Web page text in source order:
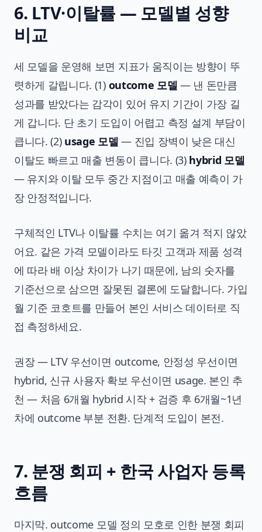
6. LTV·이탈률 — 모델별 성향
비교
세 모델을 운영해 보면 지표가 움직이는 방향이 뚜
렷하게 갈립니다. (1) outcome 모델 — 낸 돈만큼
성과를 받았다는 감각이 있어 유지 기간이 가장 길
게 갑니다. 단 초기 도입이 어렵고 측정 설계 부담이
큽니다. (2) usage 모델 — 진입 장벽이 낮은 대신
이탈도 빠르고 매출 변동이 큽니다. (3) hybrid 모델
— 유지와 이탈 모두 중간 지점이고 매출 예측이 가
장 안정적입니다.
구체적인 LTV나 이탈률 수치는 여기 옮겨 적지 않았
어요. 같은 가격 모델이라도 타깃 고객과 제품 성격
에 따라 배 이상 차이가 나기 때문에, 남의 숫자를
기준선으로 삼으면 잘못된 결론에 도달합니다. 가입
월 기준 코호트를 만들어 본인 서비스 데이터로 직
접 측정하세요.
권장 — LTV 우선이면 outcome, 안정성 우선이면
hybrid, 신규 사용자 확보 우선이면 usage. 본인 추
천 — 처음 6개월 hybrid 시작 + 검증 후 6개월~1년
차에 outcome 부분 전환. 단계적 도입이 본전.
7. 분쟁 회피 + 한국 사업자 등록
흐름
마지막. outcome 모델 정의 모호로 인한 분쟁 회피